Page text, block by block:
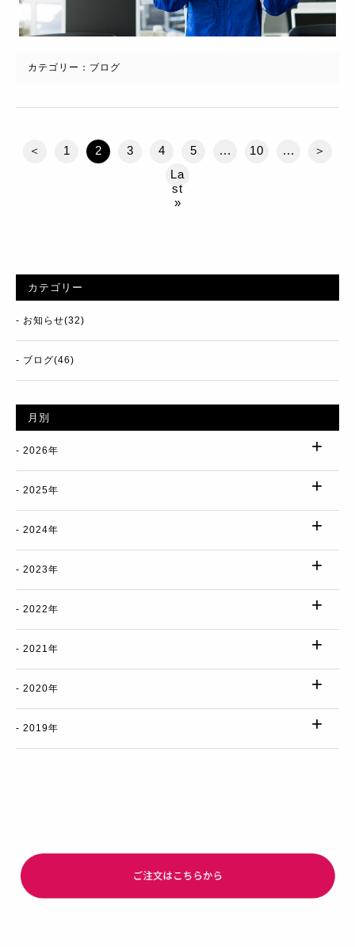
カテゴリー： ブログ
＜ 1 2 3 4 5 ... 10 ...
＞
La
st
»
カテゴリー
お知らせ(32)
ブログ(46)
月別
2026年
2025年
2024年
2023年
2022年
2021年
2020年
2019年